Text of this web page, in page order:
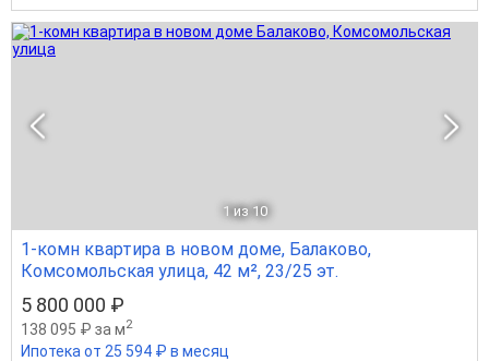
1 из 10
1-комн квартира в новом доме, Балаково,
Комсомольская улица, 42 м², 23/25 эт.
5 800 000 ₽
138 095 ₽ за м2
Ипотека от 25 594 ₽ в месяц